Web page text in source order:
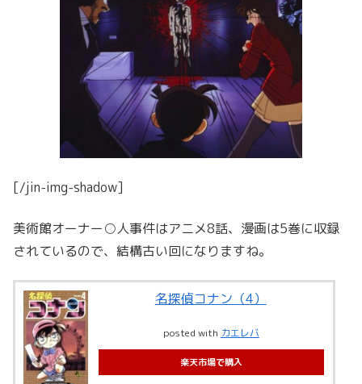
[/jin-img-shadow]
美術館オーナー○人事件はアニメ8話、漫画は5巻に収録
されているので、結構古い回になりますね。
名探偵コナン（4）
posted with カエレバ
楽天市場で購入